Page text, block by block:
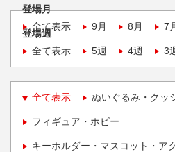
登場月
全て表示
9月 8月 7
登場週
全て表示
5週 4週 3
全て表示 ぬいぐるみ・クッ
フィギュア・ホビー
キーホルダー・マスコット・ア